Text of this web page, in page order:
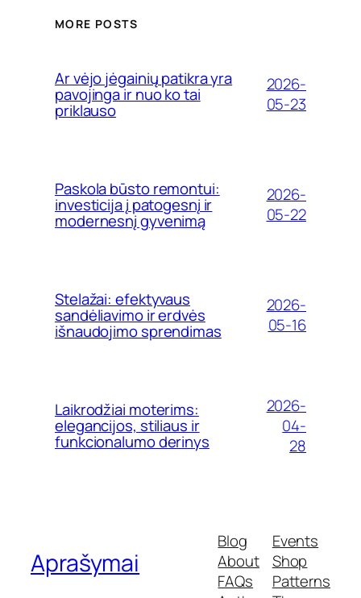
MORE POSTS
Ar vėjo jėgainių patikra yra
pavojinga ir nuo ko tai
priklauso
2026-
05-23
Paskola būsto remontui:
investicija į patogesnį ir
modernesnį gyvenimą
2026-
05-22
Stelažai: efektyvaus
sandėliavimo ir erdvės
išnaudojimo sprendimas
2026-
05-16
Laikrodžiai moterims:
elegancijos, stiliaus ir
funkcionalumo derinys
2026-
04-
28
Aprašymai
Blog
About
FAQs
Events
Shop
Patterns